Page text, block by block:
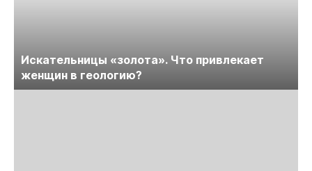
Искательницы «золота». Что привлекает
женщин в геологию?